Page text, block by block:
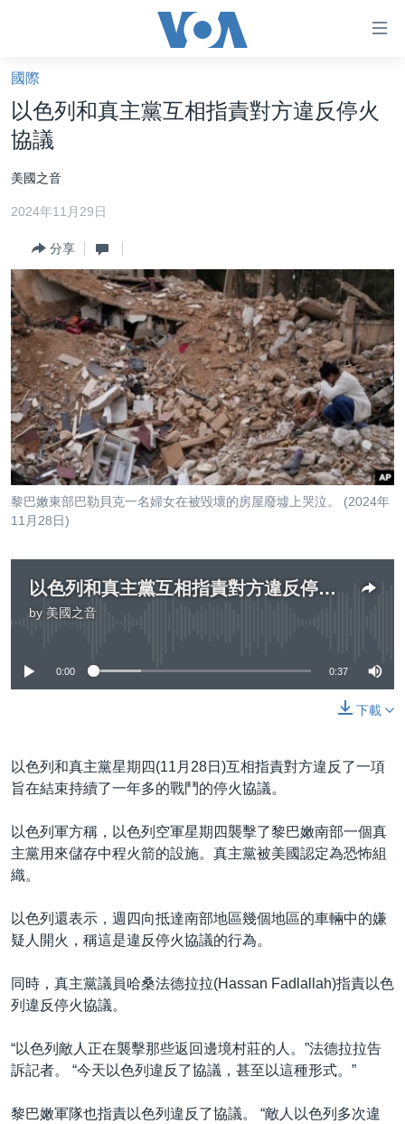
礙
鏈
接
轉
內
轉
到
導
航
跳
轉
到
檢
索
美國大選2024
海外港人
新聞自由
揭謊頻道
美國
中國
國際
經貿
視頻
每日視頻新聞
美國專訊
視頻存檔
音頻
新聞音頻
海外港人
關注我們
國際
以色列和真主黨互相指責對方違反停火
協議
美國之音
2024年11月29日
分享
黎巴嫩東部巴勒貝克一名婦女在被毀壞的房屋廢墟上哭泣。 (2024年
11月28日)
以色列和真主黨互相指責對方違反停火協議
by 美國之音
0:00 0:37
下載
以色列和真主黨星期四(11月28日)互相指責對方違反了一項
旨在結束持續了一年多的戰鬥的停火協議。
以色列軍方稱，以色列空軍星期四襲擊了黎巴嫩南部一個真
主黨用來儲存中程火箭的設施。真主黨被美國認定為恐怖組
織。
以色列還表示，週四向抵達南部地區幾個地區的車輛中的嫌
疑人開火，稱這是違反停火協議的行為。
同時，真主黨議員哈桑法德拉拉(Hassan Fadlallah)指責以色
列違反停火協議。
“以色列敵人正在襲擊那些返回邊境村莊的人。”法德拉拉告
訴記者。 “今天以色列違反了協議，甚至以這種形式。”
黎巴嫩軍隊也指責以色列違反了協議。 “敵人以色列多次違